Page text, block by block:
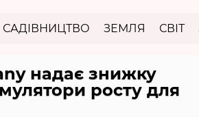
САДІВНИЦТВО ЗЕМЛЯ СВІТ
надає знижку
росту для